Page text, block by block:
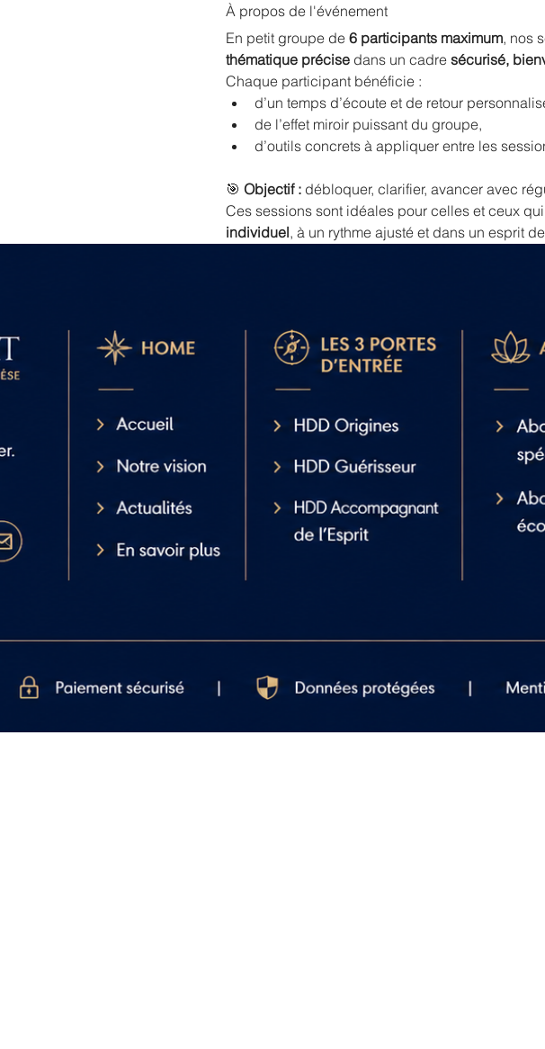
À propos de l'événement
En petit groupe de 6 participants maximum, nos
thématique précise dans un cadre sécurisé,
Chaque participant bénéficie :
d’un temps d’écoute et de retour
de l’effet miroir puissant du groupe,
d’outils concrets à appliquer entre les
🎯 Objectif : débloquer, clarifier, avancer avec
Ces sessions sont idéales pour celles et ceux
individuel, à un rythme ajusté et dans un esprit